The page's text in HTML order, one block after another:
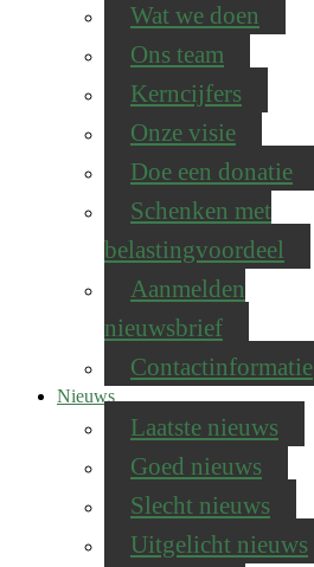
Wat we doen
Ons team
Kerncijfers
Onze visie
Doe een donatie
Schenken met
belastingvoordeel
Aanmelden
nieuwsbrief
Contactinformatie
Nieuws
Laatste nieuws
Goed nieuws
Slecht nieuws
Uitgelicht nieuws